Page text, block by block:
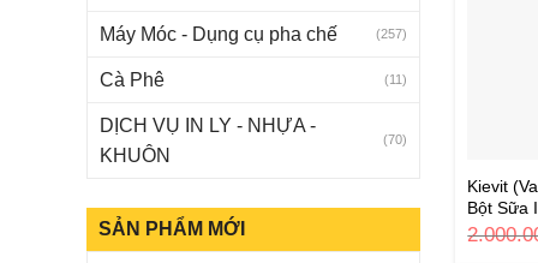
Máy Móc - Dụng cụ pha chế (257)
Cà Phê (11)
DỊCH VỤ IN LY - NHỰA -
KHUÔN
(70)
SẢN PHẨM MỚI
Kievit
Bột Sữa